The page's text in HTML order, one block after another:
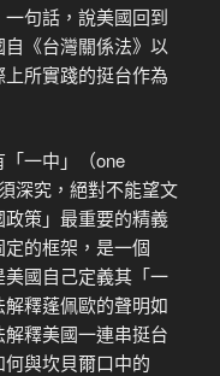
句話，說美國回到
自《台灣關係法》以
所實踐的挺台作為
一中」（one
深究，絕對不能望文
策」最重要的精義
的框架，是一個
美國自己定義其「一
釋蓬佩歐的聲明如
釋美國一連串挺台
與坎貝爾口中的